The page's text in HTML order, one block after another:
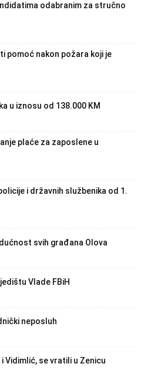
odabranim za stručno
pomoć nakon požara koji je
u iznosu od 138.000 KM
plaće za zaposlene u
i državnih službenika od 1.
svih građana Olova
Vlade FBiH
neposluh
Vidimlić, se vratili u Zenicu